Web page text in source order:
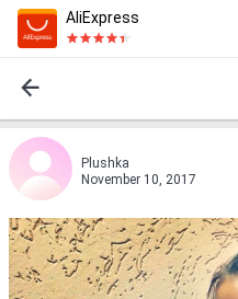
AliExpress
Plushkа
November 10, 2017